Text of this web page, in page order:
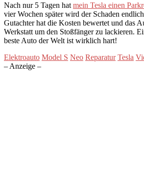
Nach nur 5 Tagen hat mein Tesla einen
vier Wochen später wird der Schaden
Gutachter hat die Kosten bewertet und das
Werkstatt um den Stoßfänger zu lackieren.
beste Auto der Welt ist wirklich hart!
Elektroauto Model S Neo Reparatur Tesla
– Anzeige –